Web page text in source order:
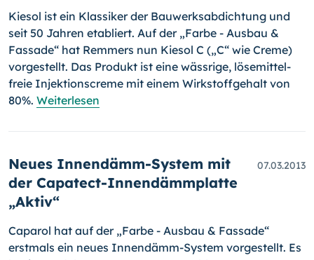
Kiesol ist ein Klassiker der Bauwerksabdichtung und
seit 50 Jahren eta­bliert. Auf der „Farbe - Ausbau &
Fassade“ hat Remmers nun Kiesol C („C“ wie Creme)
vorgestellt. Das Produkt ist eine wässrige, lösemittel­
freie Injektions­creme mit einem Wirkstoffgehalt von
80%. Weiterlesen
Neues Innendämm-System mit
der Capatect-Innendämmplatte
„Aktiv“
07.03.2013
Caparol hat auf der „Farbe - Ausbau & Fassade“
erstmals ein neues Innendämm-System vorgestellt. Es